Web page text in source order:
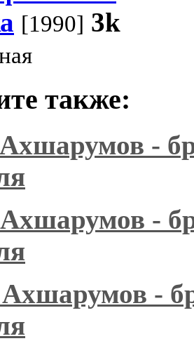
[1990] 3k
также:
-
-
-